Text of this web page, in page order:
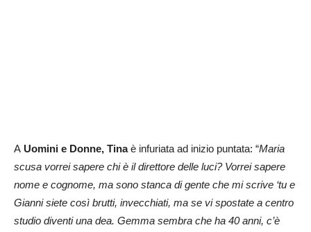
A Uomini e Donne, Tinaè infuriata ad inizio puntata: “Maria
scusa vorrei sapere chi è il direttore delle luci? Vorrei sapere
nome e cognome, ma sono stanca di gente che mi scrive ‘tu e
Gianni siete così brutti, invecchiati, ma se vi spostate a centro
studio diventi una dea. Gemma sembra che ha 40 anni, c’è